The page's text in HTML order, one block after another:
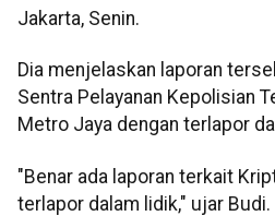
Jakarta, Senin.
Dia menjelaskan laporan
Sentra Pelayanan Kepolisian
Metro Jaya dengan terlapor
"Benar ada laporan terkait
terlapor dalam lidik," ujar Budi.